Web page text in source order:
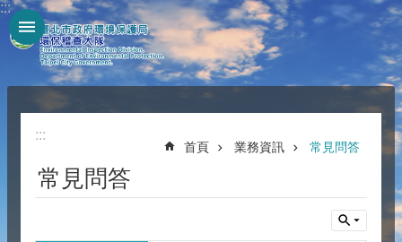
跳到主要內容區塊
:::
:::
首頁 業務資訊 常見問答
常見問答